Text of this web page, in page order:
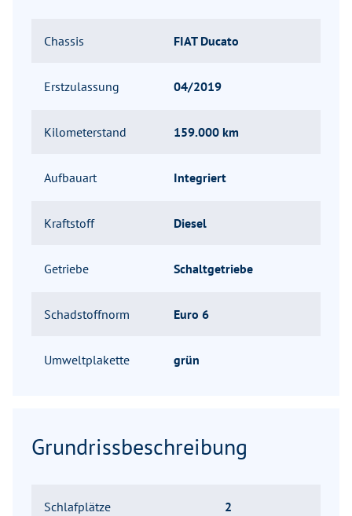
Chassis FIAT Ducato
Erstzulassung 04/2019
Kilometerstand 159.000 km
Aufbauart Integriert
Kraftstoff Diesel
Getriebe Schaltgetriebe
Schadstoffnorm Euro 6
Umweltplakette grün
Grundrissbeschreibung
Schlafplätze 2